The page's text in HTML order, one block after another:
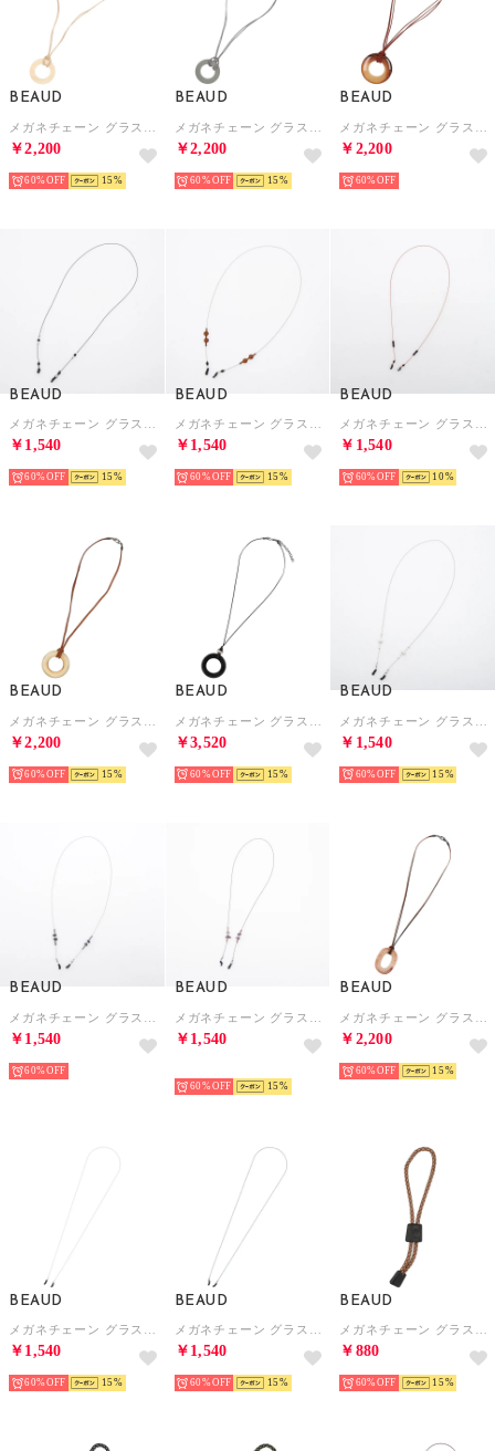
BEAUD
￥2,200
60% 15
BEAUD
￥2,200
60% 15
BEAUD
￥2,200
60%
BEAUD
￥1,540
60% 15
BEAUD
￥1,540
60% 15
BEAUD
￥1,540
60% 10
BEAUD
￥2,200
60% 15
BEAUD
￥3,520
60% 15
BEAUD
￥1,540
60% 15
BEAUD
￥1,540
60%
BEAUD
￥1,540
60% 15
BEAUD
￥2,200
60% 15
BEAUD
￥1,540
60% 15
BEAUD
￥1,540
60% 15
BEAUD
￥880
60% 15